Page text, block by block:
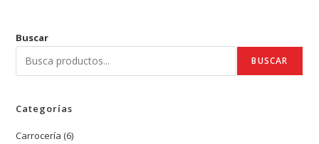
Buscar
BUSCAR
Categorías
Carrocería 66